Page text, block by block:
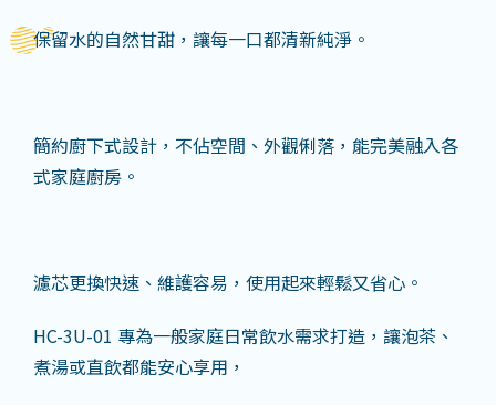
保留水的自然甘甜，讓每一口都清新純淨。
簡約廚下式設計，不佔空間、外觀俐落，能完美融入各
式家庭廚房。
濾芯更換快速、維護容易，使用起來輕鬆又省心。
HC-3U-01 專為一般家庭日常飲水需求打造，讓泡茶、
煮湯或直飲都能安心享用，